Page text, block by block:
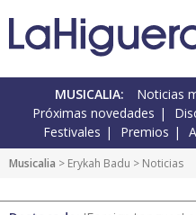
MUSICALIA: Noticias
Próximas novedades
Festivales
Premios
Musicalia > Erykah Badu > Noticias